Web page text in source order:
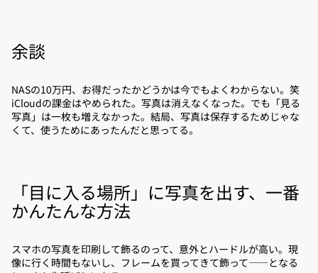
余談
NASの10万円、お得だったかどうかは今でもよくわからない。笑
iCloudの課金はやめられた。写真は消えなくなった。でも「見る
写真」は一枚も増えなかった。結局、写真は保存するためじゃな
くて、使うためにあったんだと思ってる。
「目に入る場所」に写真を出す、一番
かんたんな方法
スマホの写真を印刷して飾るのって、意外とハードルが高い。現
像に行く時間もないし、フレームを買ってきて飾って——となる